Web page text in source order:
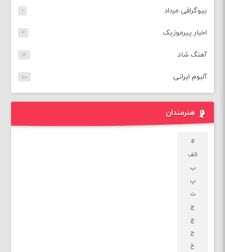
بیوگرافی مرداد ۱
اخبار پیرموزیک ۳
آهنگ شاد ۱۴
آلبوم ایرانی ۵۰
هنرمندان
#
الف
ب
پ
ت
ج
چ
ح
خ